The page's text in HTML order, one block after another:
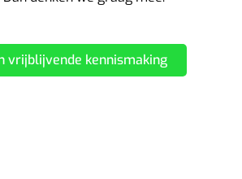
vrijblijvende kennismaking